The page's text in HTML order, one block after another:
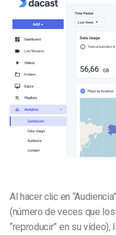
Al hacer clic en
(número de veces que
“reproducir” en su